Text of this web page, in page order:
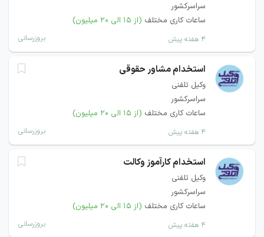
سراسرکشور
ساعات کاری مختلف (از ۱۵ الی ۲۰ میلیون)
۴ هفته پیش بروزرسانی
استخدام مشاور حقوقی
وکیل تلفنی
سراسرکشور
ساعات کاری مختلف (از ۱۵ الی ۲۰ میلیون)
۴ هفته پیش بروزرسانی
استخدام کارآموز وکالت
وکیل تلفنی
سراسرکشور
ساعات کاری مختلف (از ۱۵ الی ۲۰ میلیون)
۴ هفته پیش بروزرسانی